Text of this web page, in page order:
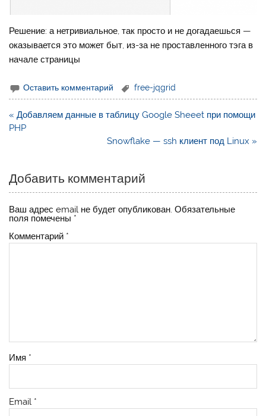
Решение: а нетривиальное, так просто и не догадаешься —
оказывается это может быт, из-за не проставленного тэга в
начале страницы
Оставить комментарий free-jqgrid
Навигация
по
« Добавляем данные в таблицу Google Sheeet при помощи
PHP
Snowflake — ssh клиент под Linux »
Добавить комментарий
Ваш адрес email не будет опубликован. Обязательные
поля помечены *
Комментарий *
Имя *
Email *